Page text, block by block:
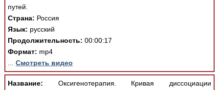
путей.
Страна: Россия
Язык: русский
Продолжительность: 00:00:17
Формат: mp4
Смотреть видео
Название: Оксигенотерапия. Кривая диссоциации